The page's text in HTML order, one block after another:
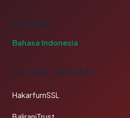
BAHASA
Bahasa Indonesia
TAUTAN SAHABAT
HakarfurnSSL